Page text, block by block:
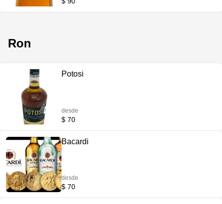
Ron
Potosi
desde
$ 70
Bacardi
desde
$ 70